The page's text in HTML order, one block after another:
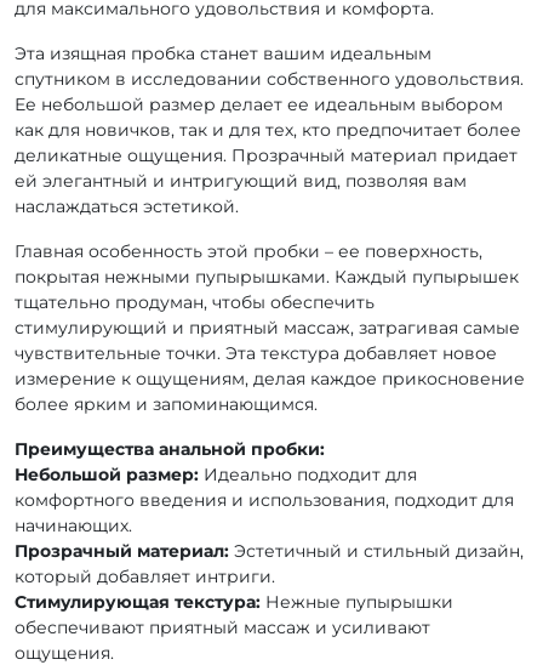
для максимального удовольствия и комфорта.
Эта изящная пробка станет вашим идеальным
спутником в исследовании собственного удовольствия.
Ее небольшой размер делает ее идеальным выбором
как для новичков, так и для тех, кто предпочитает более
деликатные ощущения. Прозрачный материал придает
ей элегантный и интригующий вид, позволяя вам
наслаждаться эстетикой.
Главная особенность этой пробки – ее поверхность,
покрытая нежными пупырышками. Каждый пупырышек
тщательно продуман, чтобы обеспечить
стимулирующий и приятный массаж, затрагивая самые
чувствительные точки. Эта текстура добавляет новое
измерение к ощущениям, делая каждое прикосновение
более ярким и запоминающимся.
Преимущества анальной пробки:
Небольшой размер: Идеально подходит для
комфортного введения и использования, подходит для
начинающих.
Прозрачный материал: Эстетичный и стильный дизайн,
который добавляет интриги.
Стимулирующая текстура: Нежные пупырышки
обеспечивают приятный массаж и усиливают
ощущения.